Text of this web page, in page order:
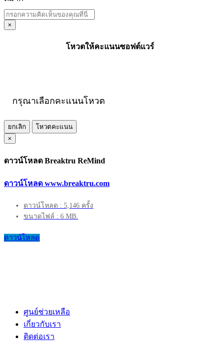
×
โหวตให้คะแนนซอฟต์แวร์
กรุณาเลือกคะแนนโหวต
ยกเลิก
โหวตคะแนน
×
ดาวน์โหลด Breaktru ReMind
ดาวน์โหลด www.breaktru.com
ดาวน์โหลด : 5,146 ครั้ง
ขนาดไฟล์ : 6 MB.
ดาวน์โหลด
ศูนย์ช่วยเหลือ
เกี่ยวกับเรา
ติดต่อเรา